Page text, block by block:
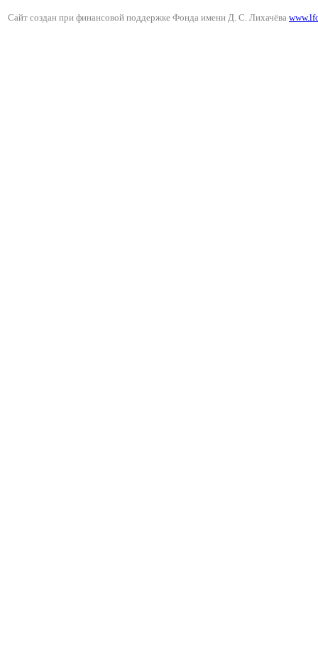
Сайт создан при финансовой поддержке Фонда имени Д. С. Лихачёва